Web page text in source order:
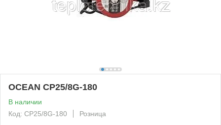
OCEAN CP25/8G-180
В наличии
Код: CP25/8G-180
Розница